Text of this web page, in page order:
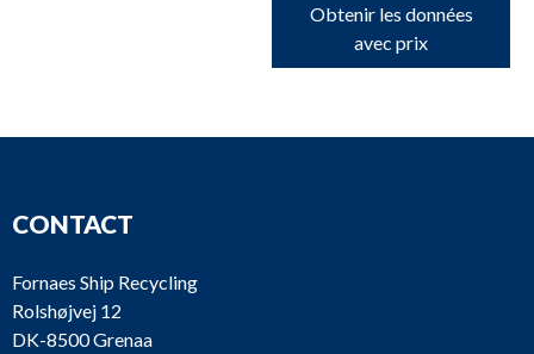
Obtenir les données
avec prix
CONTACT
Fornaes Ship Recycling
Rolshøjvej 12
DK-8500 Grenaa